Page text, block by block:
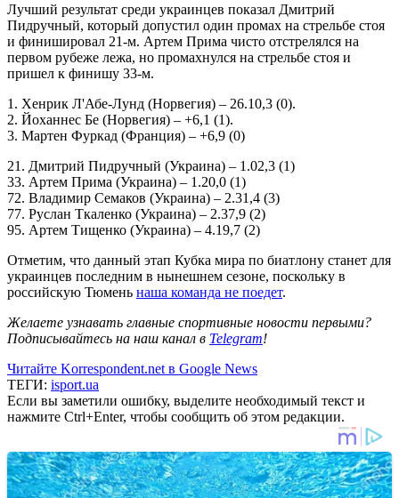
Лучший результат среди украинцев показал Дмитрий
Пидручный, который допустил один промах на стрельбе стоя
и финишировал 21-м. Артем Прима чисто отстрелялся на
первом рубеже лежа, но промахнулся на стрельбе стоя и
пришел к финишу 33-м.
1. Хенрик Л'Абе-Лунд (Норвегия) – 26.10,3 (0).
2. Йоханнес Бе (Норвегия) – +6,1 (1).
3. Мартен Фуркад (Франция) – +6,9 (0)
21. Дмитрий Пидручный (Украина) – 1.02,3 (1)
33. Артем Прима (Украина) – 1.20,0 (1)
72. Владимир Семаков (Украина) – 2.31,4 (3)
77. Руслан Ткаленко (Украина) – 2.37,9 (2)
95. Артем Тищенко (Украина) – 4.19,7 (2)
Отметим, что данный этап Кубка мира по биатлону станет для
украинцев последним в нынешнем сезоне, поскольку в
российскую Тюмень наша команда не поедет.
Желаете узнавать главные спортивные новости первыми?
Подписывайтесь на наш канал в Telegram!
Читайте Korrespondent.net в Google News
ТЕГИ: isport.ua
Если вы заметили ошибку, выделите необходимый текст и
нажмите Ctrl+Enter, чтобы сообщить об этом редакции.